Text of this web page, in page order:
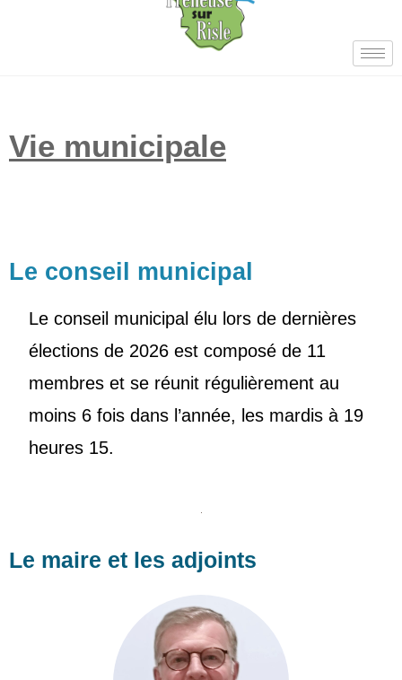
Vie municipale
Le conseil municipal
Le conseil municipal élu lors de dernières
élections de 2026 est composé de 11
membres et se réunit régulièrement au
moins 6 fois dans l’année, les mardis à 19
heures 15.
Le maire et les adjoints